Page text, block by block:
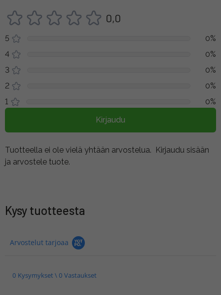
0,0
5
0%
4
0%
3
0%
2
0%
1
0%
Kirjaudu
Tuotteella ei ole vielä yhtään arvostelua. Kirjaudu sisään
ja arvostele tuote.
Kysy tuotteesta
Arvostelut tarjoaa
0 Kysymykset \ 0 Vastaukset